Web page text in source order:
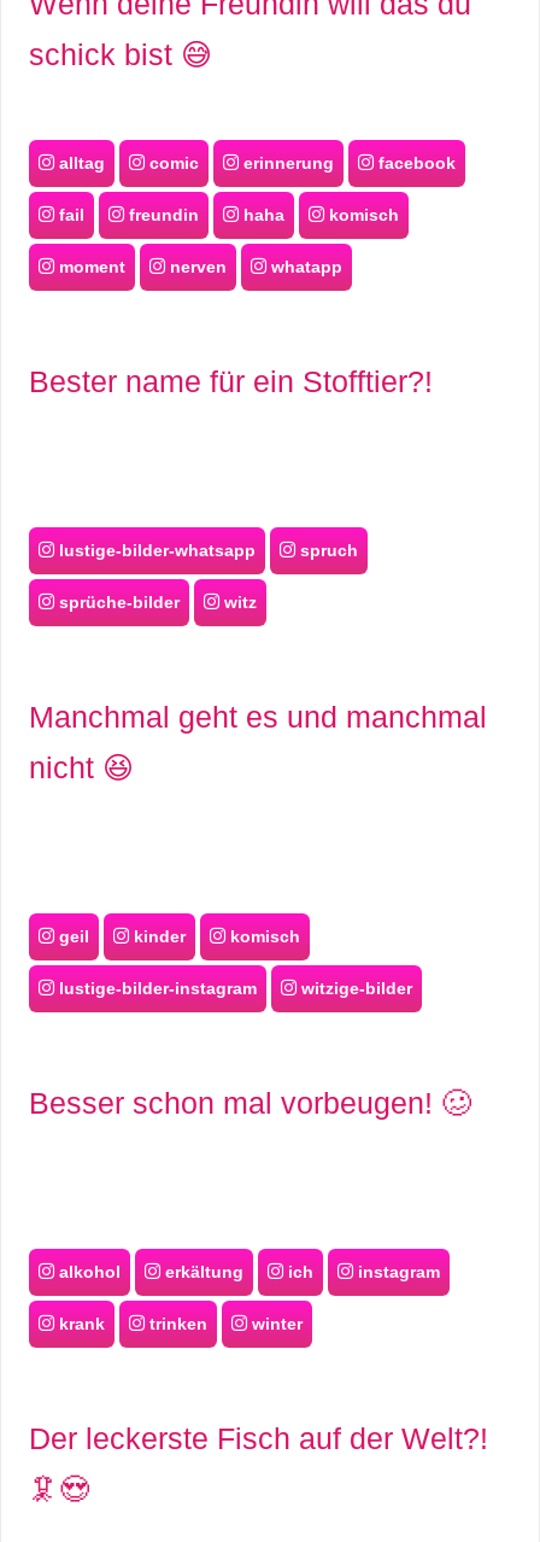
schick bist 😅
alltag comic erinnerung facebook
fail freundin haha komisch
moment nerven whatapp
Bester name für ein Stofftier?!
lustige-bilder-whatsapp spruch
sprüche-bilder witz
Manchmal geht es und manchmal
nicht 😆
geil kinder komisch
lustige-bilder-instagram witzige-bilder
Besser schon mal vorbeugen! 🥴
alkohol erkältung ich instagram
krank trinken winter
Der leckerste Fisch auf der Welt?!
🦑😍